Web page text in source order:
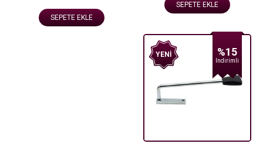
SEPETE EKLE
SEPETE EKLE
%15
Indirimli
YENI